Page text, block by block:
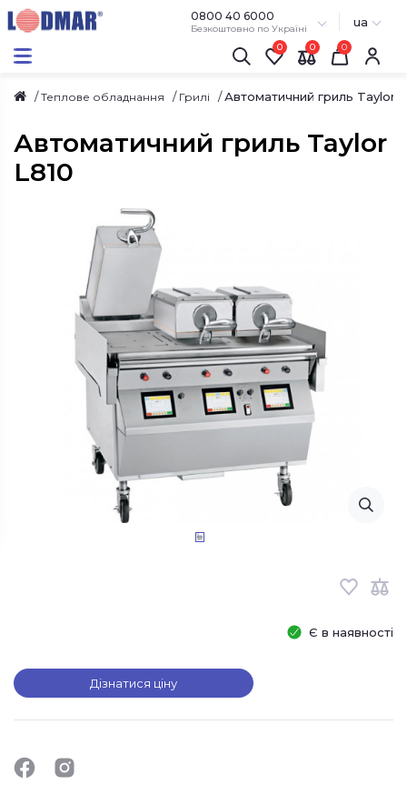
0800 40 6000
Безкоштовно по Україні ua
0 0
Теплове обладнання Грилі Автоматичний гриль Taylor
Автоматичний гриль Taylor
L810
Є в наявності
Дізнатися ціну